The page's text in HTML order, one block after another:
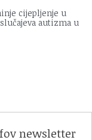
cijepljenje u
autizma u
newsletter